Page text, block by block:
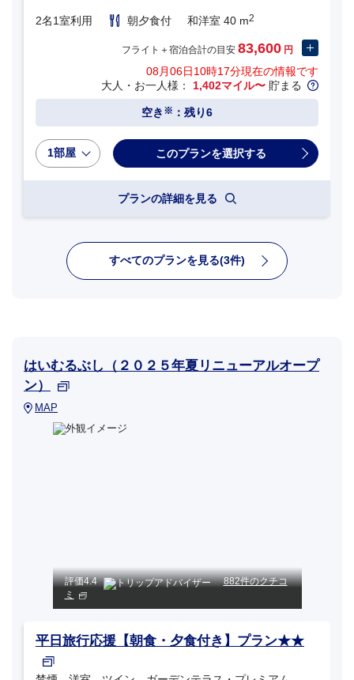
2名1室利用 朝夕食付 和洋室 40 m2
フライト＋宿泊合計の目安 83,600 円
08月06日10時17分現在の情報です
大人・お一人様： 1,402マイル〜 貯まる
空き ※ ：残り6
1部屋
プランの詳細を見る
すべてのプランを見る(3件)
はいむるぶし（２０２５年夏リニューアルオープ
ン）
MAP
評価4.4
882件のクチコ
ミ
平日旅行応援【朝食・夕食付き】プラン★★